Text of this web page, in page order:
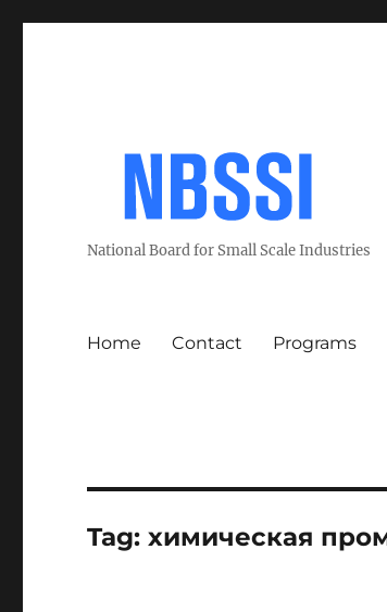
National Board for Small Scale Industries
Home Contact Programs
Tag:химическая